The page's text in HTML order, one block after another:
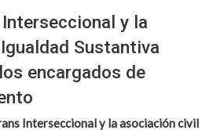
y la
Sustantiva
encargados de
Interseccional y la asociación civil